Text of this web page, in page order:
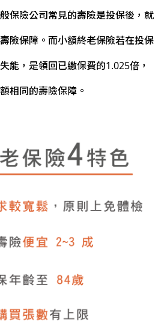
保險公司常見的壽險是投保後，就
險保障。而小額終老保險若在投保
能，是領回已繳保費的1.025倍，
相同的壽險保障。